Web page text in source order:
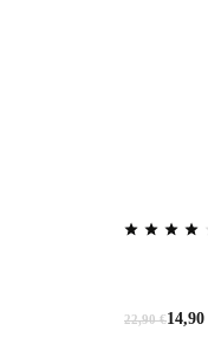
Noté
22,90€
Le
14,90
Le